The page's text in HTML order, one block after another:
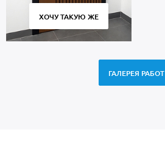
ХОЧУ ТАКУЮ ЖЕ
ГАЛЕРЕЯ РАБОТ